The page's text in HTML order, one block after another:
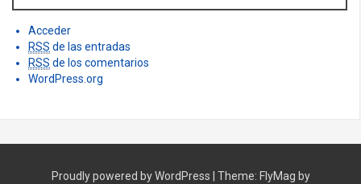
Acceder
RSS de las entradas
RSS de los comentarios
WordPress.org
Proudly powered by WordPress Theme: FlyMag by